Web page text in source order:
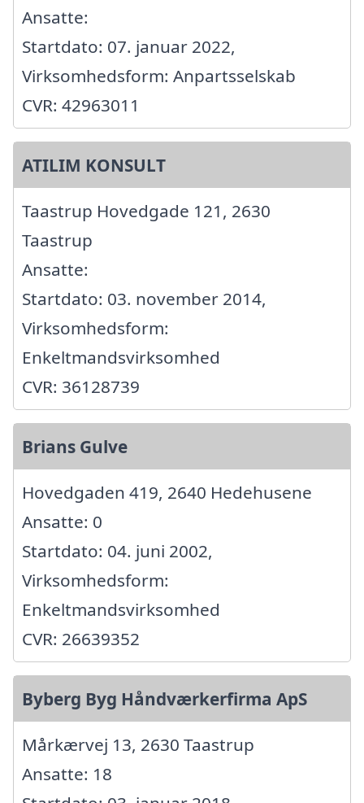
Ansatte:
Startdato: 07. januar 2022,
Virksomhedsform: Anpartsselskab
CVR: 42963011
ATILIM KONSULT
Taastrup Hovedgade 121, 2630
Taastrup
Ansatte:
Startdato: 03. november 2014,
Virksomhedsform:
Enkeltmandsvirksomhed
CVR: 36128739
Brians Gulve
Hovedgaden 419, 2640 Hedehusene
Ansatte: 0
Startdato: 04. juni 2002,
Virksomhedsform:
Enkeltmandsvirksomhed
CVR: 26639352
Byberg Byg Håndværkerfirma ApS
Mårkærvej 13, 2630 Taastrup
Ansatte: 18